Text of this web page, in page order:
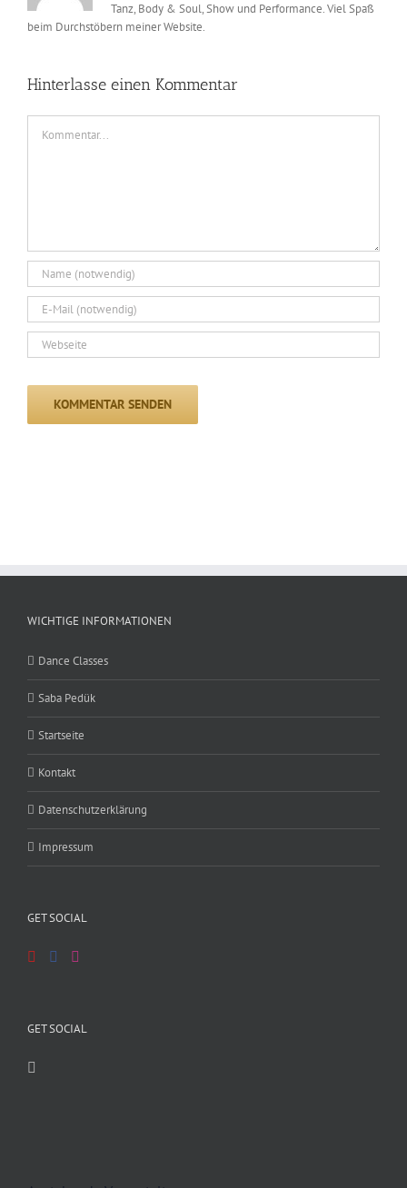
Tanz, Body & Soul, Show und Performance. Viel Spaß
beim Durchstöbern meiner Website.
Hinterlasse einen Kommentar
WICHTIGE INFORMATIONEN
Dance Classes
Saba Pedük
Startseite
Kontakt
Datenschutzerklärung
Impressum
GET SOCIAL
GET SOCIAL